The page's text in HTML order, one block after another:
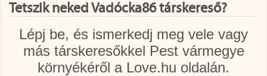
Tetszik neked Vadócka86 társkereső?
Lépj be, és ismerkedj meg vele vagy
más társkeresőkkel Pest vármegye
környékéről a Love.hu oldalán.